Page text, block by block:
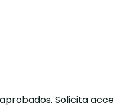
Solicita